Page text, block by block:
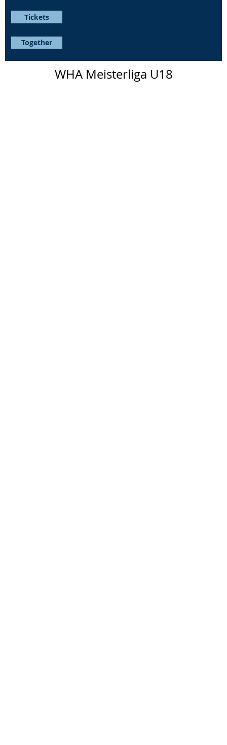
Together
Tickets
WHA Meisterliga U18